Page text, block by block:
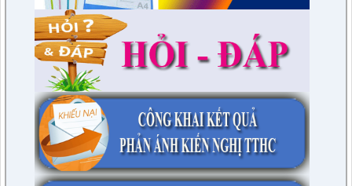
1/NQ-TTHĐND
Nghị quyết V/v: Điều chỉnh cục bộ quy hoạch chi tiết xây dựng
tỷ lệ 1/500 Khu trung tâm thị trấn Tuần Giáo huyện Tuần Giáo
tỉnh Điện Biên ( Khu dân cư số 1 Thị trấn Tuần Giáo; Khu dân
cư số 2 Thị trấn Tuần Giáo; Khu dân cư mới số 3
lượt xem: 2803 | lượt tải:1456
2/CV-BDT
Đề xuất chuyên đề giám sát năm 2024
lượt xem: 3925 | lượt tải:979
4/CV-BKTXH
Đề xuất nội dung giám sát năm 2024 của TT HĐND huyện